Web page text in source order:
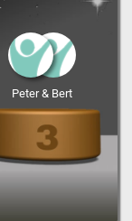
Peter & Bert